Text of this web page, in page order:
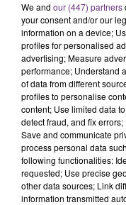
14h39
L'INSPECTION
L'ORDRE SUR
Alors que les
s'est avéré être
l'inspection du
les conditions de...
We and our (447) partners
your consent and/or our
information on a device;
profiles for personalised
advertising; Measure
performance; Understand
of data from different
profiles to personalise
content; Use limited data
detect fraud, and fix
Save and communicate
process personal data
following functionalities:
requested; Use precise
other data sources; Link
information transmitted